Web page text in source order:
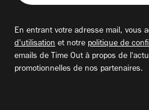
adresse
En entrant votre adresse mail, vous
d'utilisation et notre politique de
emails de Time Out à propos de
promotionnelles de nos partenaires.